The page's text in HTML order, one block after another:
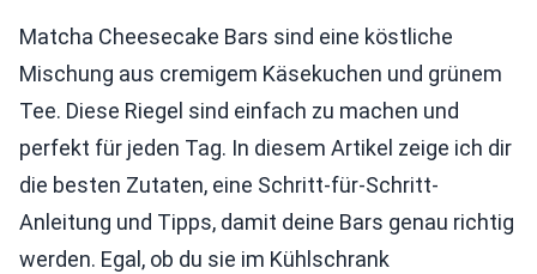
Matcha Cheesecake Bars sind eine köstliche
Mischung aus cremigem Käsekuchen und grünem
Tee. Diese Riegel sind einfach zu machen und
perfekt für jeden Tag. In diesem Artikel zeige ich dir
die besten Zutaten, eine Schritt-für-Schritt-
Anleitung und Tipps, damit deine Bars genau richtig
werden. Egal, ob du sie im Kühlschrank